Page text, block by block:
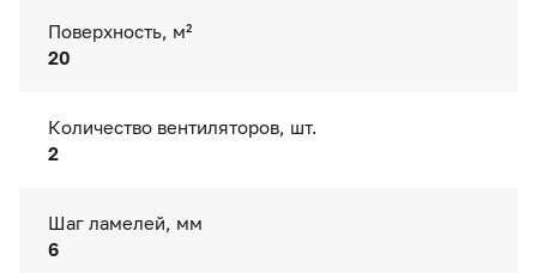
Поверхность, м²
20
Количество вентиляторов, шт.
2
Шаг ламелей, мм
6